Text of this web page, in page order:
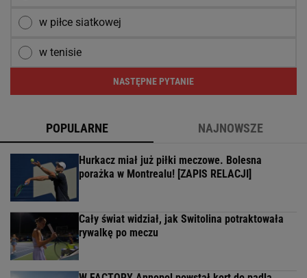
w piłce siatkowej
w tenisie
NASTĘPNE PYTANIE
POPULARNE NAJNOWSZE
Hurkacz miał już piłki meczowe. Bolesna
porażka w Montrealu! [ZAPIS RELACJI]
Cały świat widział, jak Switolina potraktowała
rywalkę po meczu